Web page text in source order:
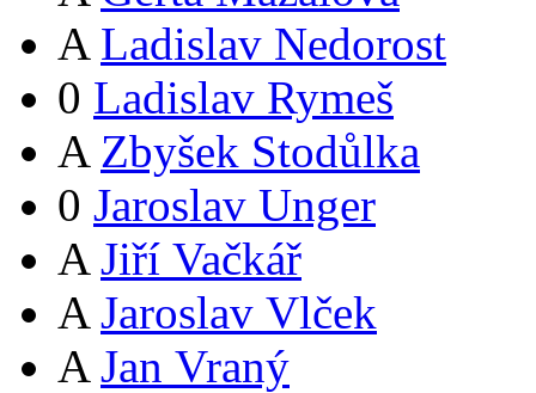
A Ladislav Nedorost
0 Ladislav Rymeš
A Zbyšek Stodůlka
0 Jaroslav Unger
A Jiří Vačkář
A Jaroslav Vlček
A Jan Vraný